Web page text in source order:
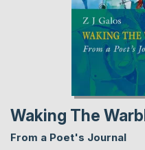
Waking The
From a Poet's Journal